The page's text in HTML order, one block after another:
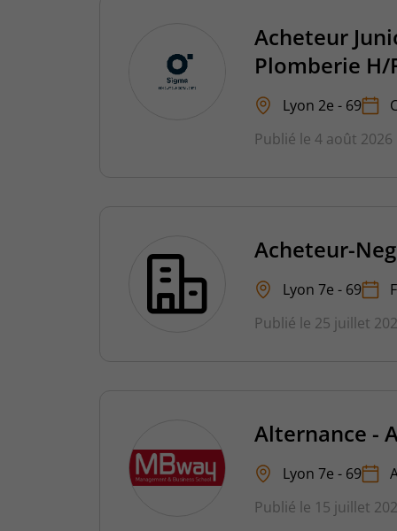
Acheteur
Plomberie H/
Lyon 2e - 69
Publié le 4 août 2026
Acheteur-
Lyon 7e - 69
Publié le 25 juillet
Alternance -
Lyon 7e - 69
Publié le 15 juillet